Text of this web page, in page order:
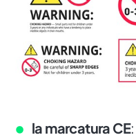
la marcatura CE